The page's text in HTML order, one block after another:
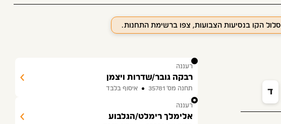
הקו בנסיעות הצבועות, צפו ברשימת התחנות.
ד
1
רעננה
רבקה גובר/שדרות ויצמן
תחנה מס׳ 35781
איסוף בלבד
2
רעננה
אלימלך רימלט/הגלבוע